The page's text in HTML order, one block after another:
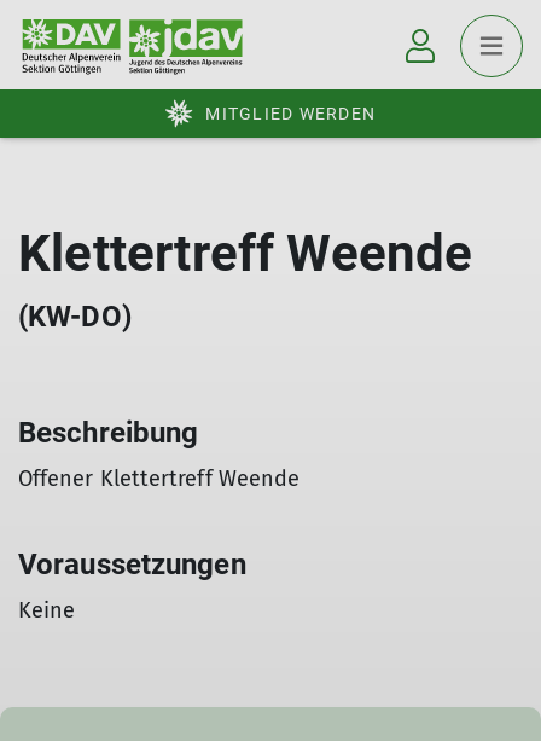
MITGLIED WERDEN
Klettertreff Weende
(KW-DO)
Beschreibung
Offener Klettertreff Weende
Voraussetzungen
Keine